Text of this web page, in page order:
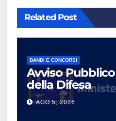
Related Post
BANDI E CONCORSI
Avviso
della Difesa
AGO 5, 2026